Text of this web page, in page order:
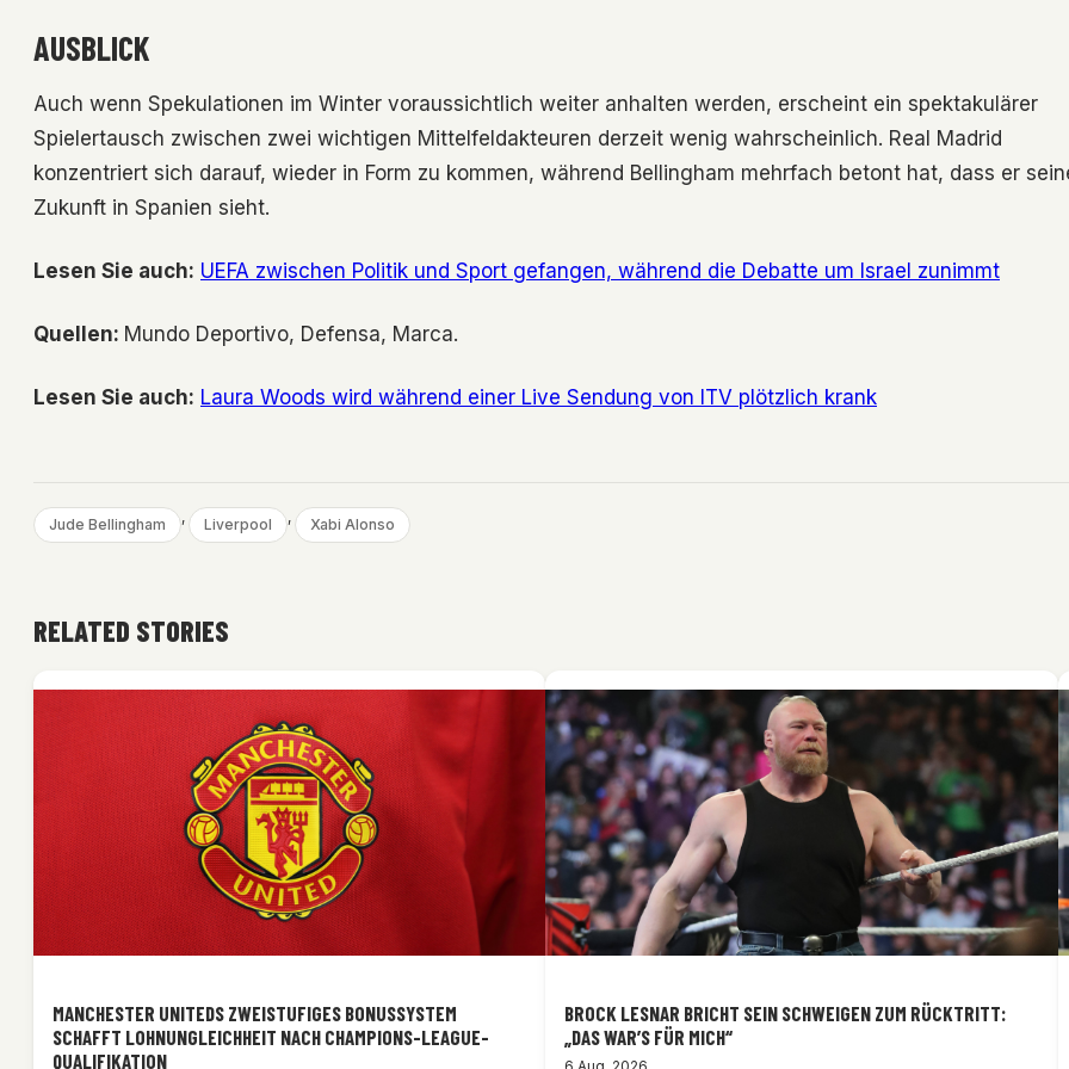
AUSBLICK
Auch wenn Spekulationen im Winter voraussichtlich weiter anhalten werden, erscheint ein spektakulärer
Spielertausch zwischen zwei wichtigen Mittelfeldakteuren derzeit wenig wahrscheinlich. Real Madrid
konzentriert sich darauf, wieder in Form zu kommen, während Bellingham mehrfach betont hat, dass er
Zukunft in Spanien sieht.
Lesen Sie auch: UEFA zwischen Politik und Sport gefangen, während die Debatte um Israel zunimmt
Quellen: Mundo Deportivo, Defensa, Marca.
Lesen Sie auch: Laura Woods wird während einer Live Sendung von ITV plötzlich krank
Jude Bellingham , Liverpool , Xabi Alonso
RELATED STORIES
MANCHESTER UNITEDS ZWEISTUFIGES BONUSSYSTEM
SCHAFFT LOHNUNGLEICHHEIT NACH CHAMPIONS-LEAGUE-
QUALIFIKATION
BROCK LESNAR BRICHT SEIN SCHWEIGEN ZUM RÜCKTRITT:
„DAS WAR’S FÜR MICH“